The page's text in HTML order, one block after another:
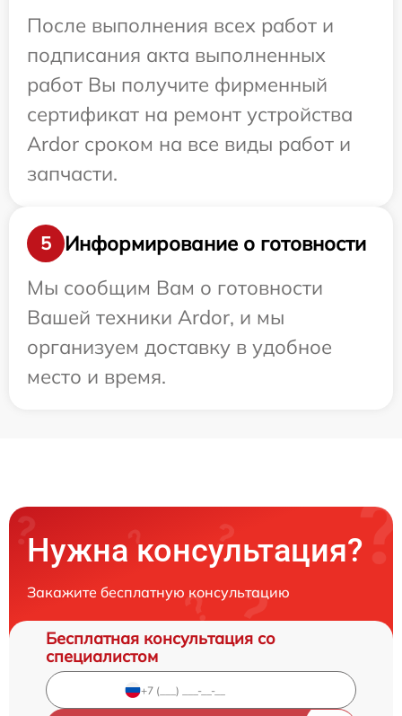
После выполнения всех работ и
подписания акта выполненных
работ Вы получите фирменный
сертификат на ремонт устройства
Ardor сроком на все виды работ и
запчасти.
5
Информирование о готовности
Мы сообщим Вам о готовности
Вашей техники Ardor, и мы
организуем доставку в удобное
место и время.
Нужна консультация?
Закажите бесплатную консультацию
Бесплатная консультация со
специалистом